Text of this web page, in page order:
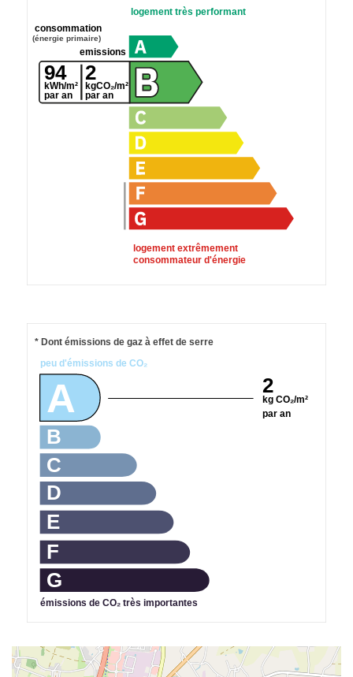
logement très performant
logement extrêmement
consommateur d'énergie
94
kWh/m²
par an
consommation
(énergie primaire)
2
kgCO₂/m²
par an
emissions
2
kg CO₂/m²
par an
A
B
C
D
E
F
G
émissions de CO₂ très importantes
peu d'émissions de CO₂
* Dont émissions de gaz à effet de serre